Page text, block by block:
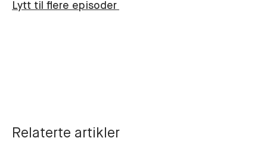
Lytt til flere episoder
Relaterte artikler